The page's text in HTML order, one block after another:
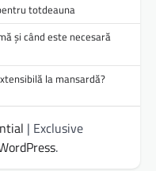
totdeauna
și când este necesară
la mansardă?
| Exclusive
.